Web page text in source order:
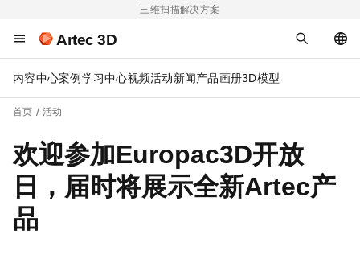
三维扫描解决方案
Artec 3D
内容中心案例 学习中心视频活动新闻产品画册3D模型
首页 活动
欢迎参加Europac3D开放
日，届时将展示全新Artec产
品